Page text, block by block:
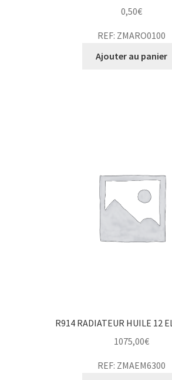
0,50€
REF: ZMARO0100
Ajouter au panier
R914 RADIATEUR HUILE 12
1075,00€
REF: ZMAEM6300